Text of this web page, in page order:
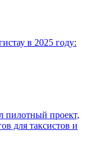
в 2025 году:
пилотный проект,
для таксистов и